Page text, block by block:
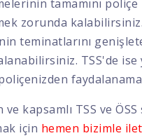
tamamını
zorunda
teminatlarını
TSS'de ise
ve kapsamlı TSS ve
için hemen bizimle